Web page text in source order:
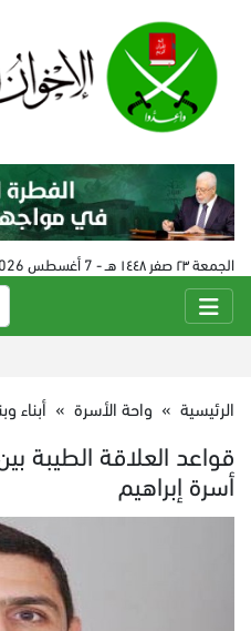
الجمعة ٢٣ صفر ١٤٤٨ هـ - 7 أغسطس 2026 م - الساعة 05:17 م
الرئيسية » واحة الأسرة » أبناء
قواعد العلاقة الطيبة
أسرة إبراهيم